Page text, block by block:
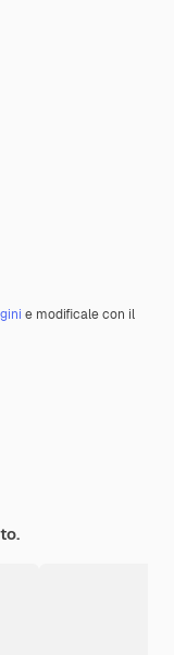
e modificale con il